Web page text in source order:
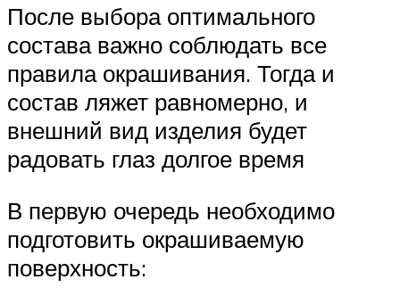
После выбора оптимального
состава важно соблюдать все
правила окрашивания. Тогда и
состав ляжет равномерно, и
внешний вид изделия будет
радовать глаз долгое время
В первую очередь необходимо
подготовить окрашиваемую
поверхность: